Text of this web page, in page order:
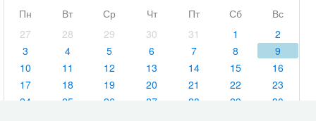
Пн Вт Ср Чт Пт Сб
Вс
27
28 29 30 31 1
2
3
4 5 6 7 8
9
10
11 12 13 14 15
16
17
18 19 20 21 22
23
24
25 26 27 28 29
30